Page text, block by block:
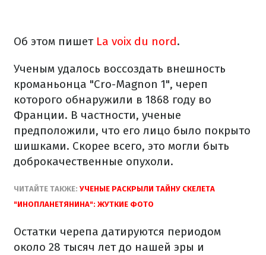
Об этом пишет La voix du nord.
Ученым удалось воссоздать внешность
кроманьонца "Cro-Magnon 1", череп
которого обнаружили в 1868 году во
Франции. В частности, ученые
предположили, что его лицо было покрыто
шишками. Скорее всего, это могли быть
доброкачественные опухоли.
ЧИТАЙТЕ ТАКЖЕ: УЧЕНЫЕ РАСКРЫЛИ ТАЙНУ СКЕЛЕТА
"ИНОПЛАНЕТЯНИНА": ЖУТКИЕ ФОТО
Остатки черепа датируются периодом
около 28 тысяч лет до нашей эры и